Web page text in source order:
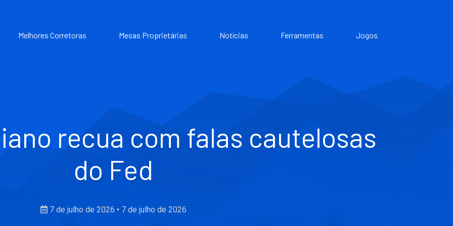
Melhores Corretoras Mesas Proprietárias Notícias Ferramentas Jogos
recua com falas cautelosas
do Fed
7 de julho de 2026 • 7 de julho de 2026